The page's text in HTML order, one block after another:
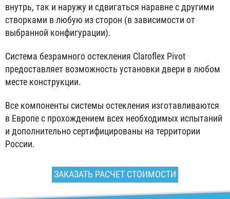
внутрь, так и наружу и сдвигаться наравне с другими
створками в любую из сторон (в зависимости от
выбранной конфигурации).
Система безрамного остекления Claroflex Pivot
предоставляет возможность установки двери в любом
месте конструкции.
Все компоненты системы остекления изготавливаются
в Европе с прохождением всех необходимых испытаний
и дополнительно сертифицированы на территории
России.
ЗАКАЗАТЬ РАСЧЕТ СТОИМОСТИ